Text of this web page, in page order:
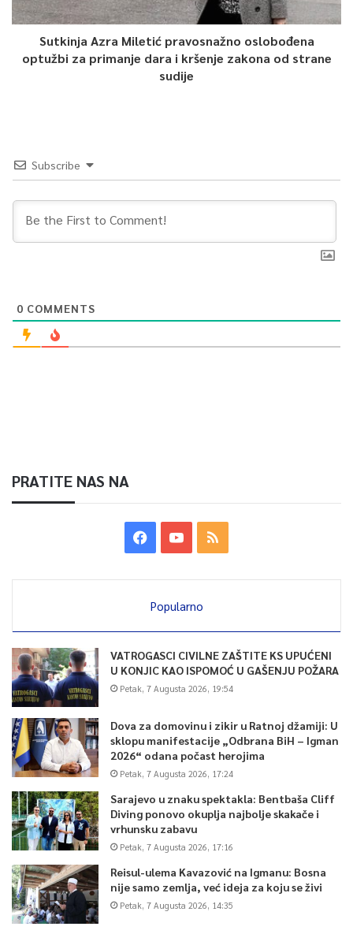
Sutkinja Azra Miletić pravosnažno oslobođena
optužbi za primanje dara i kršenje zakona od strane
sudije
Subscribe
0 COMMENTS
PRATITE NAS NA
Popularno
VATROGASCI CIVILNE ZAŠTITE KS UPUĆENI
U KONJIC KAO ISPOMOĆ U GAŠENJU POŽARA
Petak, 7 Augusta 2026, 19:54
Dova za domovinu i zikir u Ratnoj džamiji: U
sklopu manifestacije „Odbrana BiH – Igman
2026“ odana počast herojima
Petak, 7 Augusta 2026, 17:24
Sarajevo u znaku spektakla: Bentbaša Cliff
Diving ponovo okuplja najbolje skakače i
vrhunsku zabavu
Petak, 7 Augusta 2026, 17:16
Reisul-ulema Kavazović na Igmanu: Bosna
nije samo zemlja, već ideja za koju se živi
Petak, 7 Augusta 2026, 14:35